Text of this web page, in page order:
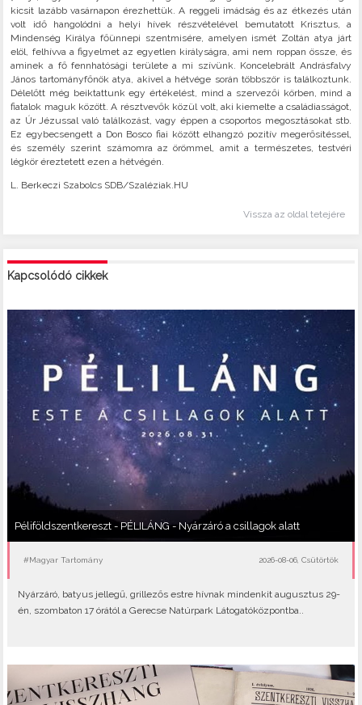
kicsit lazább vasárnapon érezhettük. A reggeli imádság és az étkezés után
volt idő hangolódni a helyi hívek részvételével bemutatott Krisztus, a
Mindenség Királya főünnepi szentmisére, amelyen ismét Zoltán atya járt
elöl, felhívva a figyelmet az egyetlen királyságra, ami nem roppan össze, és
aminek a fő fennhatósági területe a mi szívünk. Koncelebrált Andrásfalvy
János tartományfőnök atya, akivel a hétvége során többször is találkoztunk.
Délelőtt még beiktattunk egy értékelést, mind a szervezői körben, mind a
fiatalok maguk között. A résztvevők közül volt, aki kiemelte a családiasságot,
az Úr Jézussal való találkozást, vagy éppen a csoportos megosztásokat stb.
Ez egybecsengett a Don Bosco fiai között elhangzó pozitív megerősítéssel,
és személy szerint számomra az örömmel, amit a természetes, testvéri
légkör éreztetett ezen a hétvégén.
L. Berkeczi Szabolcs SDB/Szaléziak.HU
Vissza az oldal tetejére
Kapcsolódó cikkek
Péliföldszentkereszt - PÉLILÁNG - Nyárzáró a csillagok alatt
#Magyar Tartomány 2026-08-06, Csütörtök
Nyárzáró, batyus jellegű, grillezős estre hívnak mindenkit augusztus 29-
én, szombaton 17 órától a Gerecse Natúrpark Látogatóközpontba..